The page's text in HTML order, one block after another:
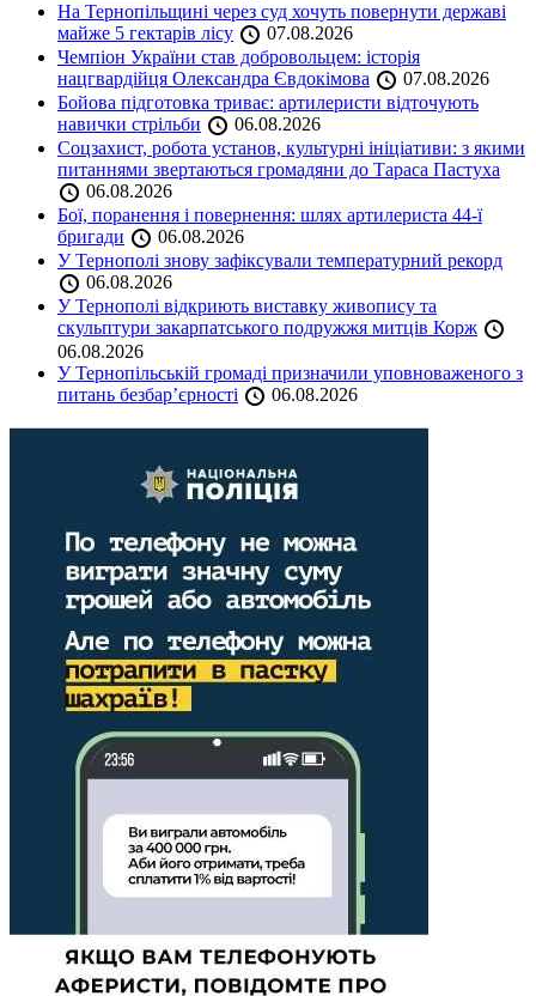
На Тернопільщині через суд хочуть повернути державі
майже 5 гектарів лісу
07.08.2026
Чемпіон України став добровольцем: історія
нацгвардійця Олександра Євдокімова
07.08.2026
Бойова підготовка триває: артилеристи відточують
навички стрільби
06.08.2026
Соцзахист, робота установ, культурні ініціативи: з якими
питаннями звертаються громадяни до Тараса Пастуха
06.08.2026
Бої, поранення і повернення: шлях артилериста 44-ї
бригади
06.08.2026
У Тернополі знову зафіксували температурний рекорд
06.08.2026
У Тернополі відкриють виставку живопису та
скульптури закарпатського подружжя митців Корж
06.08.2026
У Тернопільській громаді призначили уповноваженого з
питань безбар’єрності
06.08.2026